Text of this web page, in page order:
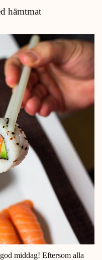
hämtmat
middag! Eftersom alla